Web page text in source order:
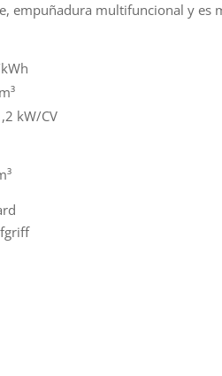
empuñadura multifuncional y es
kW/CV